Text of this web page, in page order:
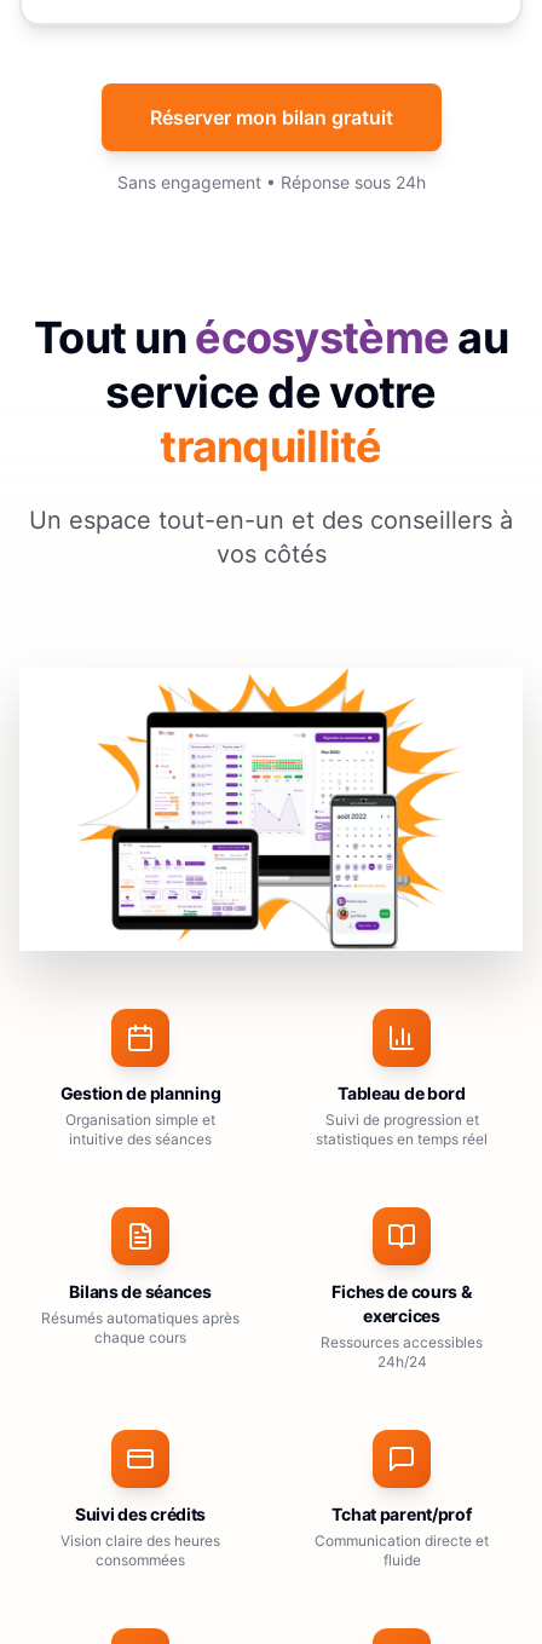
Réserver mon bilan gratuit
Sans engagement • Réponse sous 24h
Tout unécosystèmeau
service de votre
tranquillité
Un espace tout-en-un et des conseillers à
vos côtés
Gestion de planning
Organisation simple et
intuitive des séances
Tableau de bord
Suivi de progression et
statistiques en temps réel
Bilans de séances
Résumés automatiques après
chaque cours
Fiches de cours &
exercices
Ressources accessibles
24h/24
Suivi des crédits
Vision claire des heures
consommées
Tchat parent/prof
Communication directe et
fluide